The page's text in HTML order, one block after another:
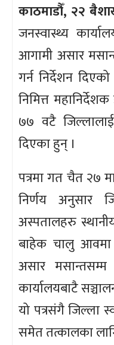
काठमाडौँ, २२
जनस्वास्थ्य
आगामी असार
गर्न निर्देशन
निमित्त
७७ वटै
दिएका हुन् ।
पत्रमा गत चैत २७
निर्णय अनुसार
अस्पतालहरु
बाहेक चालु आवमा
असार
कार्यालयबाटै
यो पत्रसंगै जिल्ला
समेत तत्कालका